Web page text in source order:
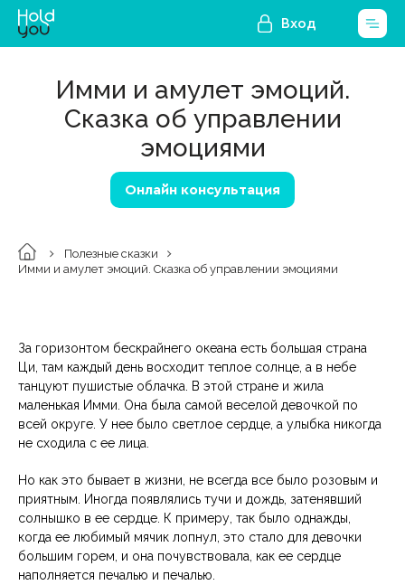
Вход
Имми и амулет эмоций.
Сказка об управлении
эмоциями
Онлайн консультация
Полезные сказки
Имми и амулет эмоций. Сказка об управлении эмоциями
За горизонтом бескрайнего океана есть большая страна
Ци, там каждый день восходит теплое солнце, а в небе
танцуют пушистые облачка. В этой стране и жила
маленькая Имми. Она была самой веселой девочкой по
всей округе. У нее было светлое сердце, а улыбка никогда
не сходила с ее лица.
Но как это бывает в жизни, не всегда все было розовым и
приятным. Иногда появлялись тучи и дождь, затенявший
солнышко в ее сердце. К примеру, так было однажды,
когда ее любимый мячик лопнул, это стало для девочки
большим горем, и она почувствовала, как ее сердце
наполняется печалью и печалью.